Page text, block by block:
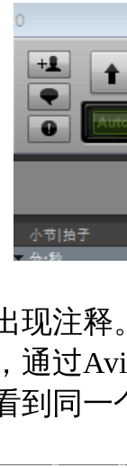
现注释
通过
到同一